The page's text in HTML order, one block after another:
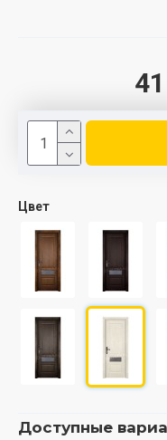
Цвет
Доступные